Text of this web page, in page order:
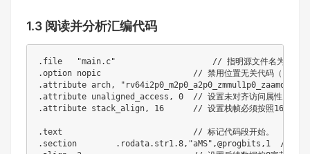
1.3 阅读并分析汇编代码
. "main.c"
// 指明源文件名为
.option nopic // 禁用位置无关代码（PIC）
.attribute arch ,
.attribute unaligned_access , 0
// 设置未对齐访问属性为0，
.attribute stack_align , 16 // 设置栈帧必须按照16字节边
.text // 标记代码段开始。
.
. rodata. str1 .8 , "aMS" ,@progbits , 1
// 定义